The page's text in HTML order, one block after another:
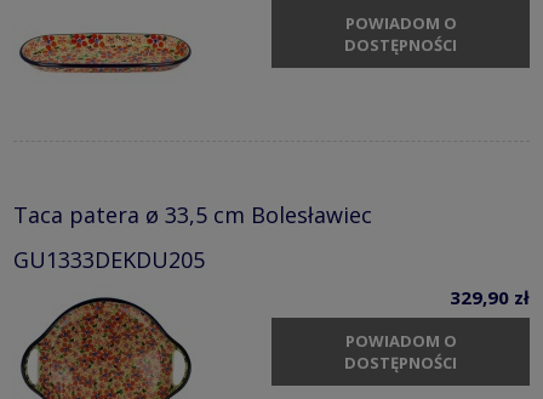
POWIADOM O
DOSTĘPNOŚCI
Taca patera ø 33,5 cm Bolesławiec
GU1333DEKDU205
329,90 zł
POWIADOM O
DOSTĘPNOŚCI